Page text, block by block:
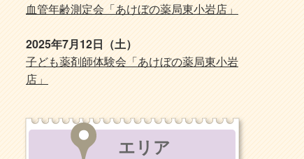
血管年齢測定会「あけぼの薬局東小岩店」
2025年7月12日（土）
子ども薬剤師体験会「あけぼの薬局東小岩
店」
エリア